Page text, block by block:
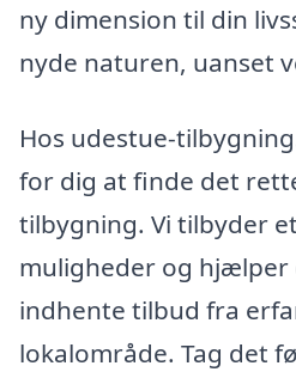
ny dimension til din
nyde naturen, uanset
Hos udestue-
for dig at finde det
tilbygning. Vi tilbyder
muligheder og hjælper
indhente tilbud fra
lokalområde. Tag det